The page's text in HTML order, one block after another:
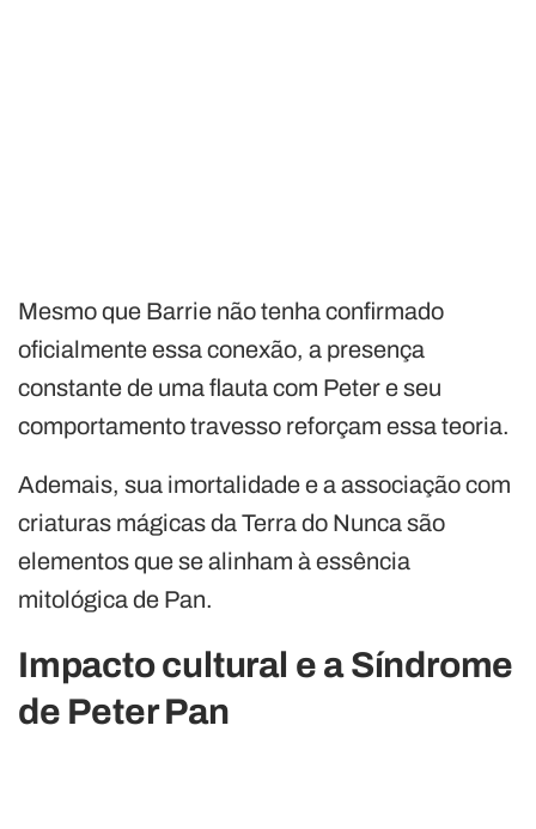
Mesmo que Barrie não tenha confirmado
oficialmente essa conexão, a presença
constante de uma flauta com Peter e seu
comportamento travesso reforçam essa teoria.
Ademais, sua imortalidade e a associação com
criaturas mágicas da Terra do Nunca são
elementos que se alinham à essência
mitológica de Pan.
Impacto cultural e a Síndrome
de Peter Pan